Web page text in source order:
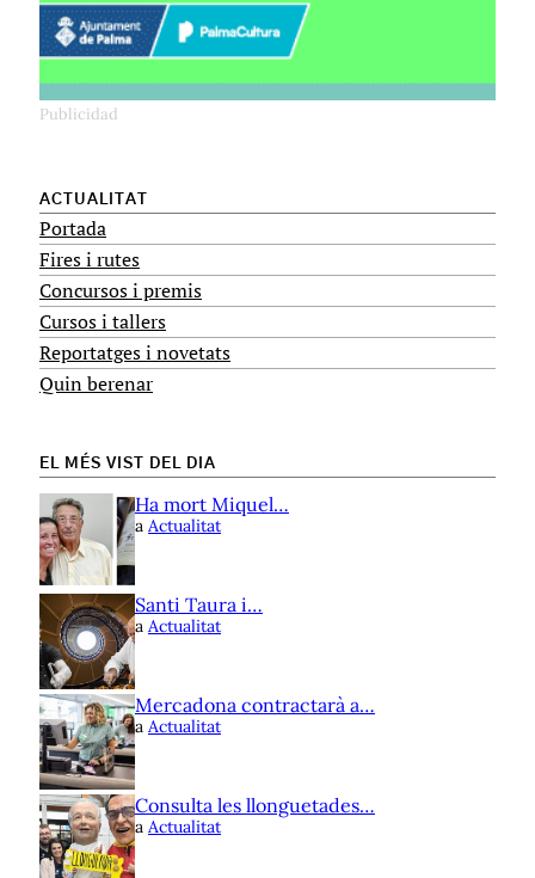
ACTUALITAT
Portada
Fires i rutes
Concursos i premis
Cursos i tallers
Reportatges i novetats
Quin berenar
EL MÉS VIST DEL DIA
Ha mort Miquel…
a Actualitat
Santi Taura i…
a Actualitat
Mercadona contractarà a…
a Actualitat
Consulta les llonguetades…
a Actualitat